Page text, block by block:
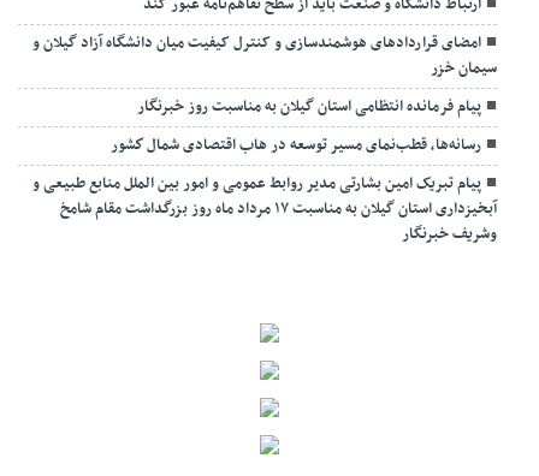
امضای قراردادهای هوشمندسازی و کنترل کیفیت میان دانشگاه آزاد گیلان و
سیمان خزر
پیام فرمانده انتظامی استان گیلان به مناسبت روز خبرنگار
رسانه‌ها، قطب‌نمای مسیر توسعه در هاب اقتصادی شمال كشور
پیام تبریک امین بشارتی مدیر روابط عمومی و امور بین الملل منابع طبیعی و
آبخیزداری استان گیلان به مناسبت ۱۷ مرداد ماه روز بزرگداشت مقام شامخ
وشریف خبرنگار